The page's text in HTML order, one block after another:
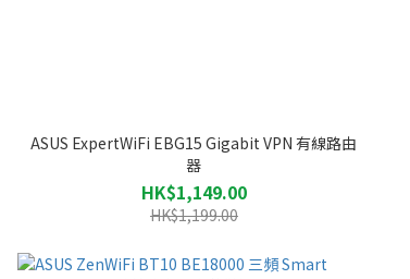
ASUS ExpertWiFi EBG15 Gigabit VPN 有線路由
器
HK$1,149.00
HK$1,199.00